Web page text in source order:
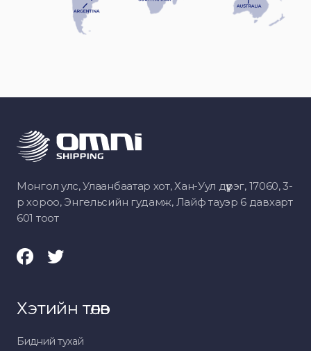
Монгол улс, Улаанбаатар хот, Хан-Уул дүүрэг, 17060, 3-
р хороо, Энгельсийн гудамж, Лайф тауэр 6 давхарт
601 тоот
Хэтийн төлөв
Бидний тухай